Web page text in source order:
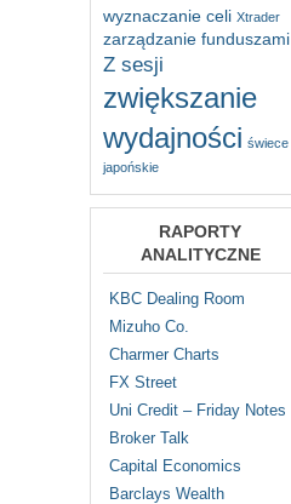
wyznaczanie celi Xtrader
zarządzanie funduszami
Z sesji
zwiększanie
wydajności świece
japońskie
RAPORTY
ANALITYCZNE
KBC Dealing Room
Mizuho Co.
Charmer Charts
FX Street
Uni Credit – Friday Notes
Broker Talk
Capital Economics
Barclays Wealth